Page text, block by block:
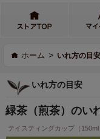
ホーム > いれ方の目安
いれ方の目安
緑茶（煎茶）のい
テイスティングカップ（150ml